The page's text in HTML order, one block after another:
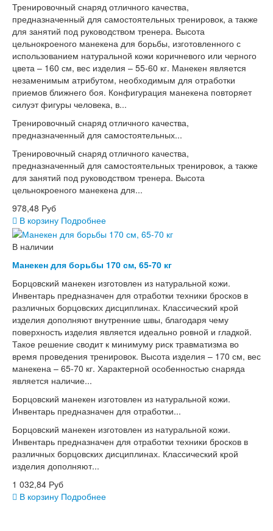
Тренировочный снаряд отличного качества,
предназначенный для самостоятельных тренировок, а также
для занятий под руководством тренера. Высота
цельнокроеного манекена для борьбы, изготовленного с
использованием натуральной кожи коричневого или черного
цвета – 160 см, вес изделия – 55-60 кг. Манекен является
незаменимым атрибутом, необходимым для отработки
приемов ближнего боя. Конфигурация манекена повторяет
силуэт фигуры человека, в...
Тренировочный снаряд отличного качества,
предназначенный для самостоятельных...
Тренировочный снаряд отличного качества,
предназначенный для самостоятельных тренировок, а также
для занятий под руководством тренера. Высота
цельнокроеного манекена для...
978,48 Руб
В корзину Подробнее
В наличии
Манекен для борьбы 170 см, 65-70 кг
Борцовский манекен изготовлен из натуральной кожи.
Инвентарь предназначен для отработки техники бросков в
различных борцовских дисциплинах. Классический крой
изделия дополняют внутренние швы, благодаря чему
поверхность изделия является идеально ровной и гладкой.
Такое решение сводит к минимуму риск травматизма во
время проведения тренировок. Высота изделия – 170 см, вес
манекена – 65-70 кг. Характерной особенностью снаряда
является наличие...
Борцовский манекен изготовлен из натуральной кожи.
Инвентарь предназначен для отработки...
Борцовский манекен изготовлен из натуральной кожи.
Инвентарь предназначен для отработки техники бросков в
различных борцовских дисциплинах. Классический крой
изделия дополняют...
1 032,84 Руб
В корзину Подробнее